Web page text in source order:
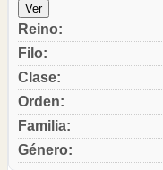
Ver
Reino:
Filo:
Clase:
Orden:
Familia:
Género: